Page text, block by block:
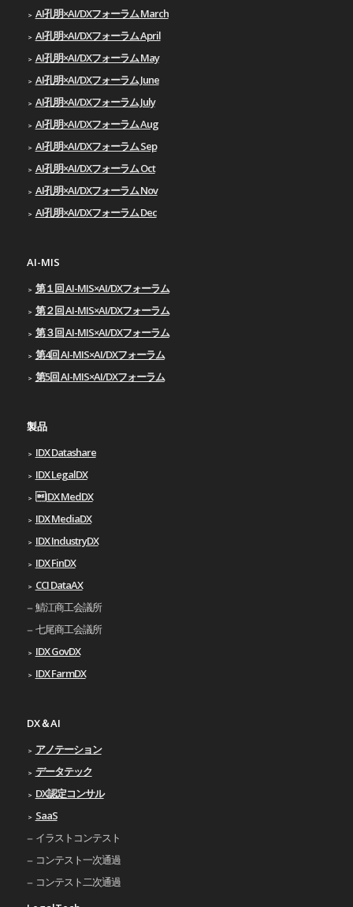
AI孔明×AI/DXフォーラム March
AI孔明×AI/DXフォーラム April
AI孔明×AI/DXフォーラム May
AI孔明×AI/DXフォーラム June
AI孔明×AI/DXフォーラム July
AI孔明×AI/DXフォーラム Aug
AI孔明×AI/DXフォーラム Sep
AI孔明×AI/DXフォーラム Oct
AI孔明×AI/DXフォーラム Nov
AI孔明×AI/DXフォーラム Dec
AI-MIS
第１回 AI-MIS×AI/DXフォーラム
第２回 AI-MIS×AI/DXフォーラム
第３回 AI-MIS×AI/DXフォーラム
第4回 AI-MIS×AI/DXフォーラム
第5回 AI-MIS×AI/DXフォーラム
製品
IDX Datashare
IDX LegalDX
IDX MedDX
IDX MediaDX
IDX IndustryDX
IDX FinDX
CCI DataAX
鯖江商工会議所
七尾商工会議所
IDX GovDX
IDX FarmDX
DX＆AI
アノテーション
データテック
DX認定コンサル
SaaS
イラストコンテスト
コンテスト一次通過
コンテスト二次通過